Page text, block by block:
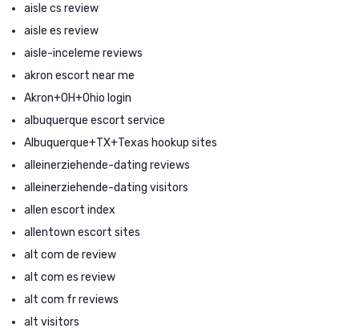
aisle cs review
aisle es review
aisle-inceleme reviews
akron escort near me
Akron+OH+Ohio login
albuquerque escort service
Albuquerque+TX+Texas hookup sites
alleinerziehende-dating reviews
alleinerziehende-dating visitors
allen escort index
allentown escort sites
alt com de review
alt com es review
alt com fr reviews
alt visitors